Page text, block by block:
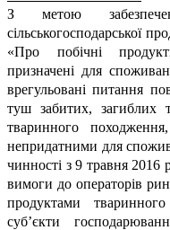
З метою
сільськогосподарської
«Про побічні
призначені для
врегульовані питання
туш забитих, загиблих
тваринного
непридатними для
чинності з 9 травня 2016
вимоги до операторів
продуктами
суб’єкти